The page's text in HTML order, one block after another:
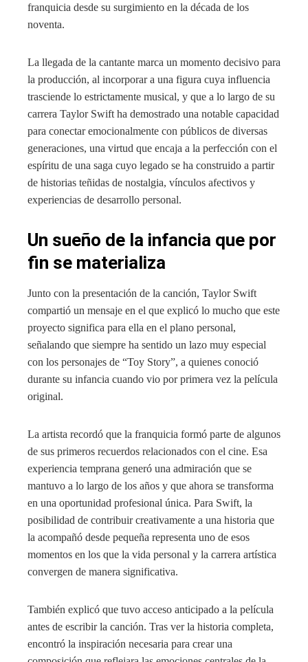
franquicia desde su surgimiento en la década de los
noventa.
La llegada de la cantante marca un momento decisivo para
la producción, al incorporar a una figura cuya influencia
trasciende lo estrictamente musical, y que a lo largo de su
carrera Taylor Swift ha demostrado una notable capacidad
para conectar emocionalmente con públicos de diversas
generaciones, una virtud que encaja a la perfección con el
espíritu de una saga cuyo legado se ha construido a partir
de historias teñidas de nostalgia, vínculos afectivos y
experiencias de desarrollo personal.
Un sueño de la infancia que por
fin se materializa
Junto con la presentación de la canción, Taylor Swift
compartió un mensaje en el que explicó lo mucho que este
proyecto significa para ella en el plano personal,
señalando que siempre ha sentido un lazo muy especial
con los personajes de “Toy Story”, a quienes conoció
durante su infancia cuando vio por primera vez la película
original.
La artista recordó que la franquicia formó parte de algunos
de sus primeros recuerdos relacionados con el cine. Esa
experiencia temprana generó una admiración que se
mantuvo a lo largo de los años y que ahora se transforma
en una oportunidad profesional única. Para Swift, la
posibilidad de contribuir creativamente a una historia que
la acompañó desde pequeña representa uno de esos
momentos en los que la vida personal y la carrera artística
convergen de manera significativa.
También explicó que tuvo acceso anticipado a la película
antes de escribir la canción. Tras ver la historia completa,
encontró la inspiración necesaria para crear una